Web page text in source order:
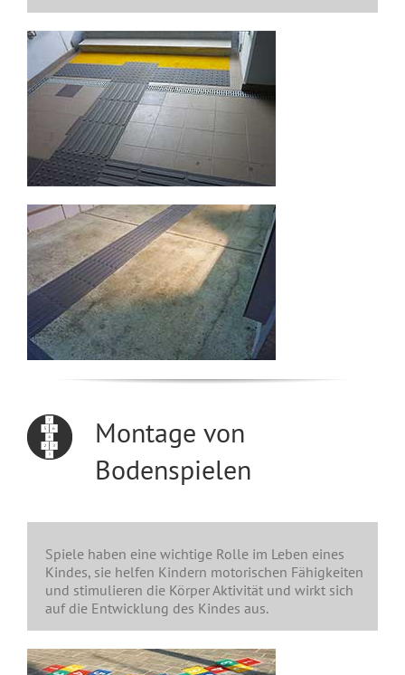
Montage von
Bodenspielen
Spiele haben eine wichtige Rolle im Leben eines
Kindes, sie helfen Kindern motorischen Fähigkeiten
und stimulieren die Körper Aktivität und wirkt sich
auf die Entwicklung des Kindes aus.